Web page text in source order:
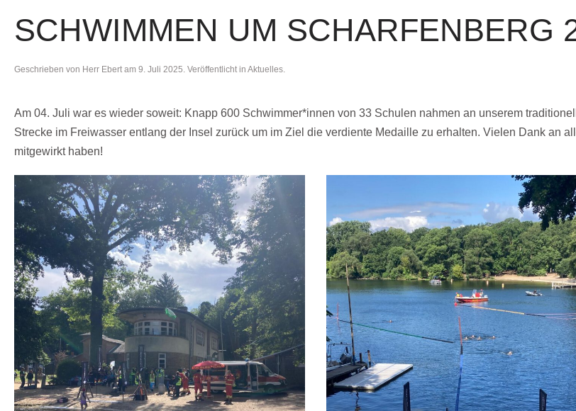
SCHWIMMEN UM SCHARFENBERG
Geschrieben von Herr Ebert am 9. Juli 2025 . Veröffentlicht in Aktuelles
Am 04. Juli war es wieder soweit: Knapp 600 Schwimmer*innen von 33 Schulen nahmen an unserem
Strecke im Freiwasser entlang der Insel zurück um im Ziel die verdiente Medaille zu erhalten. Vielen Dank an
mitgewirkt haben!